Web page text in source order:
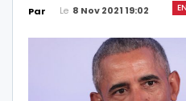
Par Le 8 Nov 2021 19:02